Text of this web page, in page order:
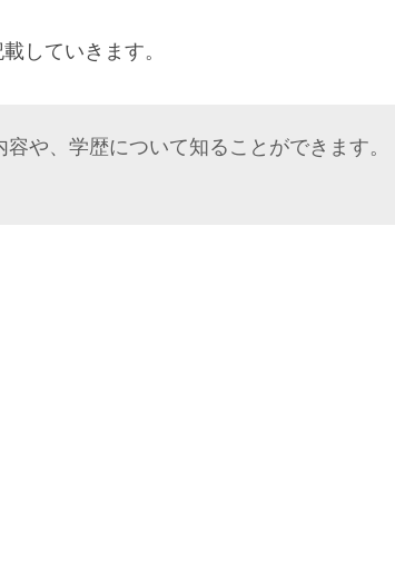
していきます。
や、学歴について知ることができます。